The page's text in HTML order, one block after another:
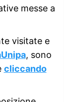
messe a
visitate e
, sono
cliccando